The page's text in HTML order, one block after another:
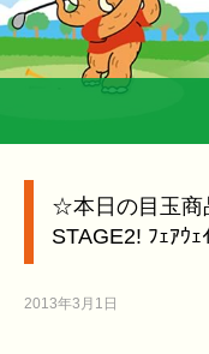
☆本日の目玉商
STAGE2! ﾌｪｱｳ
2013年3月1日